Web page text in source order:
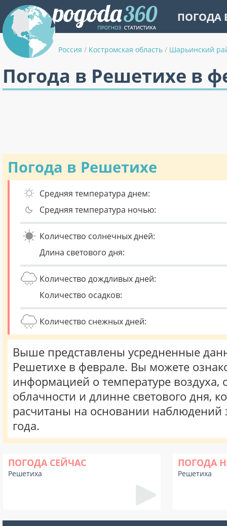
ПОГОДА
Россия / Костромская область / Шарьинский
Погода в Решетихе в
Погода в Решетихе
Средняя температура днем:
Средняя температура ночью:
Количество солнечных дней:
Длина светового дня:
Количество дождливых дней:
Количество осадков:
Количество снежных дней:
Выше представлены усредненные
Решетихе в феврале. Вы можете
информацией о температуре воздуха,
облачности и длинне светового дня,
расчитаны на основании наблюдений
года.
ПОГОДА СЕЙЧАС
Решетиха
ПОГОДА
Решетиха